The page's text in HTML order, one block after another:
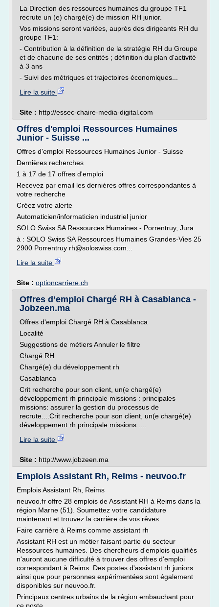
La Direction des ressources humaines du groupe TF1
recrute un (e) chargé(e) de mission RH junior.
Vos missions seront variées, auprès des dirigeants RH du
groupe TF1:
- Contribution à la définition de la stratégie RH du Groupe
et de chacune de ses entités ; définition du plan d'activité
à 3 ans
- Suivi des métriques et trajectoires économiques...
Lire la suite
Site : http://essec-chaire-media-digital.com
Offres d'emploi Ressources Humaines
Junior - Suisse ...
Offres d'emploi Ressources Humaines Junior - Suisse
Dernières recherches
1 à 17 de 17 offres d'emploi
Recevez par email les dernières offres correspondantes à
votre recherche
Créez votre alerte
Automaticien/informaticien industriel junior
SOLO Swiss SA Ressources Humaines - Porrentruy, Jura
à : SOLO Swiss SA Ressources Humaines Grandes-Vies 25
2900 Porrentruy rh@soloswiss.com...
Lire la suite
Site : optioncarriere.ch
Offres d’emploi Chargé RH à Casablanca -
Jobzeen.ma
Offres d'emploi Chargé RH à Casablanca
Localité
Suggestions de métiers Annuler le filtre
Chargé RH
Chargé(e) du développement rh
Casablanca
Crit recherche pour son client, un(e chargé(e)
développement rh principale missions : principales
missions: assurer la gestion du processus de
recrute....Crit recherche pour son client, un(e chargé(e)
développement rh principale missions :...
Lire la suite
Site : http://www.jobzeen.ma
Emplois Assistant Rh, Reims - neuvoo.fr
Emplois Assistant Rh, Reims
neuvoo.fr offre 28 emplois de Assistant RH à Reims dans la
région Marne (51). Soumettez votre candidature
maintenant et trouvez la carrière de vos rêves.
Faire carrière à Reims comme assistant rh
Assistant RH est un métier faisant partie du secteur
Ressources humaines. Des chercheurs d'emplois qualifiés
n'auront aucune difficulté à trouver des offres d'emploi
correspondant à Reims. Des postes d'assistant rh juniors
ainsi que pour personnes expérimentées sont également
disponibles sur neuvoo.fr.
Principaux centres urbains de la région embauchant pour